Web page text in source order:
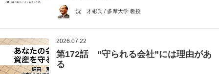
沈 才彬氏 / 多摩大学 教授
2026.07.22
第172話 ”守られる会社”には理由があ
る